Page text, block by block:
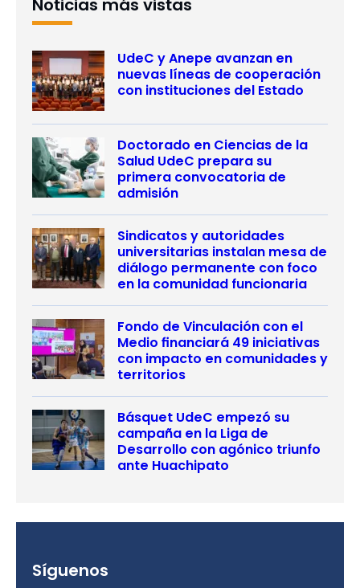
UdeC y Anepe avanzan en
nuevas líneas de cooperación
con instituciones del Estado
Doctorado en Ciencias de la
Salud UdeC prepara su
primera convocatoria de
admisión
Sindicatos y autoridades
universitarias instalan mesa de
diálogo permanente con foco
en la comunidad funcionaria
Fondo de Vinculación con el
Medio financiará 49 iniciativas
con impacto en comunidades y
territorios
Básquet UdeC empezó su
campaña en la Liga de
Desarrollo con agónico triunfo
ante Huachipato
Síguenos